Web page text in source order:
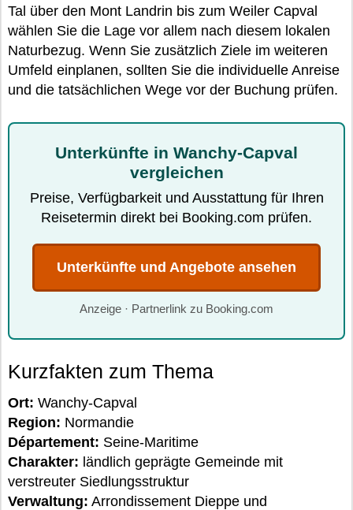
Tal über den Mont Landrin bis zum Weiler Capval
wählen Sie die Lage vor allem nach diesem lokalen
Naturbezug. Wenn Sie zusätzlich Ziele im weiteren
Umfeld einplanen, sollten Sie die individuelle Anreise
und die tatsächlichen Wege vor der Buchung prüfen.
Unterkünfte in Wanchy-Capval
vergleichen
Preise, Verfügbarkeit und Ausstattung für Ihren
Reisetermin direkt bei Booking.com prüfen.
Unterkünfte und Angebote ansehen
Anzeige · Partnerlink zu Booking.com
Kurzfakten zum Thema
Ort: Wanchy-Capval
Region: Normandie
Département: Seine-Maritime
Charakter: ländlich geprägte Gemeinde mit
verstreuter Siedlungsstruktur
Verwaltung: Arrondissement Dieppe und